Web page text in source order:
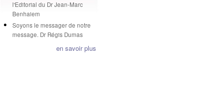
l'Editorial du Dr Jean-Marc
Benhaiem
Soyons le messager de notre
message. Dr Régis Dumas
en savoir plus